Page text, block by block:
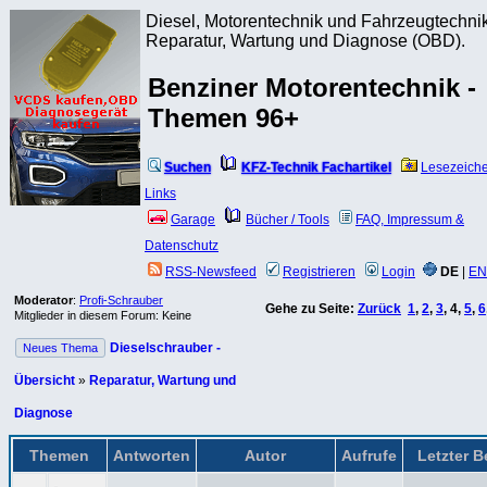
Diesel, Motorentechnik und
Reparatur, Wartung und Diagnose (OBD).
Benziner Motorentechnik -
Themen 96+
Suchen KFZ-Technik Fachartikel
Links
Garage
Bücher / Tools
FAQ, Impressum &
Datenschutz
RSS-Newsfeed
Registrieren Login DE EN
Moderator: Profi-Schrauber
Mitglieder in diesem Forum: Keine
Gehe zu Seite: Zurück 1, 2, 3, 4, 5, 6
Neues Thema Dieselschrauber -
Übersicht » Reparatur, Wartung und
Diagnose
Themen Antworten Autor Aufrufe Letzter